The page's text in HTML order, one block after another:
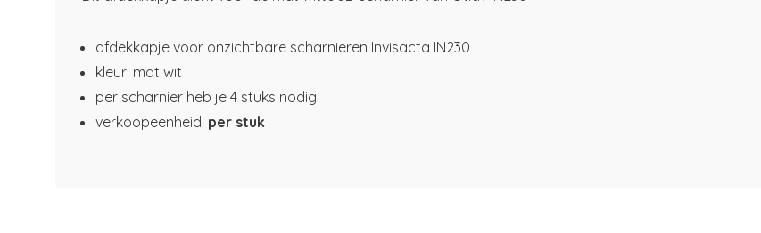
afdekkapje voor onzichtbare scharnieren Invisacta IN230
kleur: mat wit
per scharnier heb je 4 stuks nodig
verkoopeenheid: per stuk